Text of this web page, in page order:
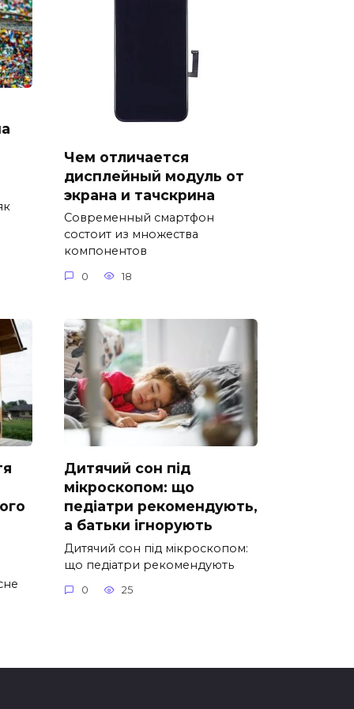
Чем отличается
дисплейный модуль от
экрана и тачскрина
Современный смартфон
состоит из множества
компонентов
0 18
Дитячий сон під
мікроскопом: що
педіатри рекомендують,
а батьки ігнорують
Дитячий сон під мікроскопом:
що педіатри рекомендують
0 25